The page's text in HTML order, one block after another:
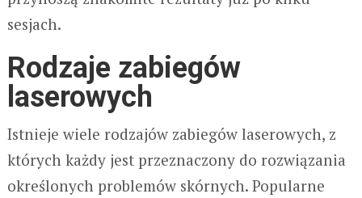
sesjach.
Rodzaje zabiegów
laserowych
Istnieje wiele rodzajów zabiegów laserowych, z
których każdy jest przeznaczony do rozwiązania
określonych problemów skórnych. Popularne